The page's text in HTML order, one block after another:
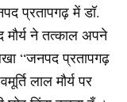
प्रतापगढ़ में डॉ.
मौर्य ने तत्काल अपने
“जनपद प्रतापगढ़
लाल मौर्य पर